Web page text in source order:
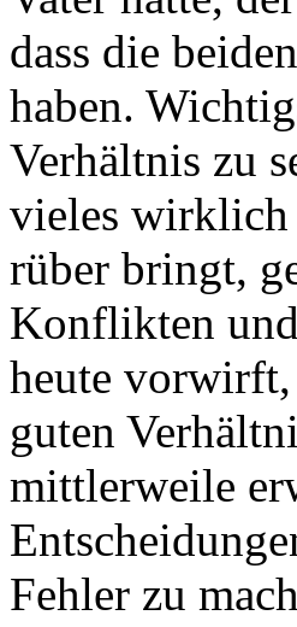
dass die
haben.
Verhältnis zu
vieles wirklich
rüber bringt,
Konflikten
heute
guten
mittlerweile
Fehler zu